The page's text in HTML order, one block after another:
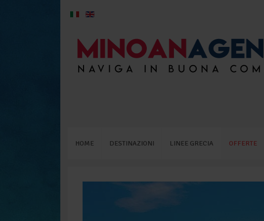
HOME DESTINAZIONI LINEE GRECIA OFFERTE